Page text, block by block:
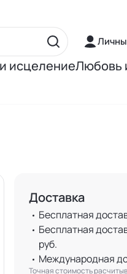
исцелениеЛюбовь
Доставка
Бесплатная
Бесплатная
руб.
Международная
Точная стоимость